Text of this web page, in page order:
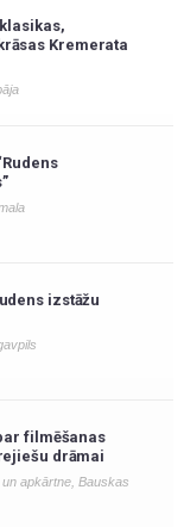
Kremerata
izstāžu
filmēšanas
drāmai
apkārtne, Bauskas